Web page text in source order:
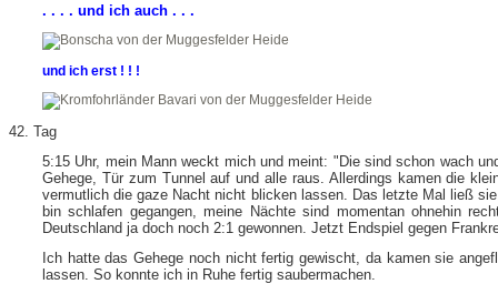
. . . . und ich auch . . .
und ich erst ! ! !
42. Tag
5:15 Uhr, mein Mann weckt mich und meint: "Die sind schon wach
Gehege, Tür zum Tunnel auf und alle raus. Allerdings kamen die
vermutlich die gaze Nacht nicht blicken lassen. Das letzte Mal ließ
bin schlafen gegangen, meine Nächte sind momentan ohnehin
Deutschland ja doch noch 2:1 gewonnen. Jetzt Endspiel gegen
Ich hatte das Gehege noch nicht fertig gewischt, da kamen sie
lassen. So konnte ich in Ruhe fertig saubermachen.